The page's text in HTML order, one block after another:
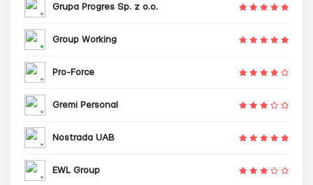
Grupa Progres Sp. z o.o.
Group Working
Pro-Force
Gremi Personal
Nostrada UAB
EWL Group